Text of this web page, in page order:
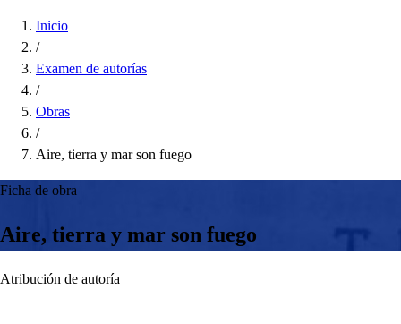
Inicio
/
Examen de autorías
/
Obras
/
Aire, tierra y mar son fuego
Ficha de obra
Aire, tierra y mar son fuego
Atribución de autoría